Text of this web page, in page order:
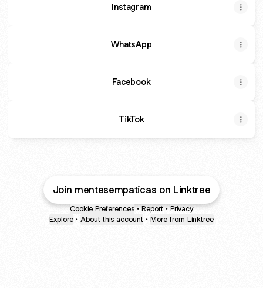
Instagram
WhatsApp
Facebook
TikTok
Join mentesempaticas on Linktree
Cookie Preferences • Report • Privacy
Explore • About this account • More from Linktree